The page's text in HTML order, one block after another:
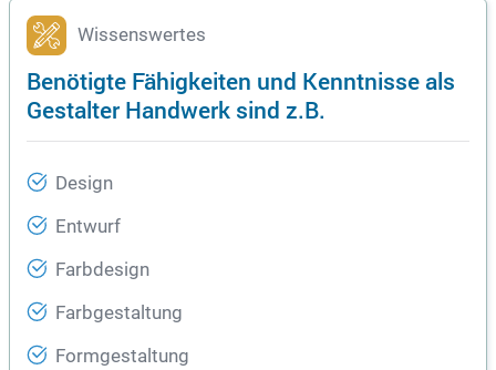
Wissenswertes
Benötigte Fähigkeiten und Kenntnisse als
Gestalter Handwerk sind z.B.
Design
Entwurf
Farbdesign
Farbgestaltung
Formgestaltung